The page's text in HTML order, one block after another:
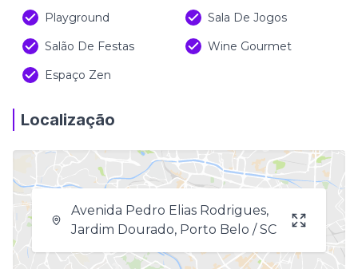
Playground
Sala De Jogos
Salão De Festas
Wine Gourmet
Espaço Zen
Localização
Avenida Pedro Elias Rodrigues,
Jardim Dourado, Porto Belo / SC